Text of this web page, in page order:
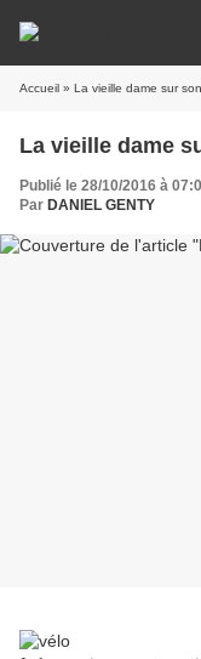
Accueil » La vieille dame sur
La vieille dame
Publié le 28/10/2016 à
Par DANIEL GENTY